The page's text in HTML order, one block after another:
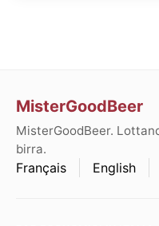
MisterGoodBeer
MisterGoodBeer.
birra.
Français English